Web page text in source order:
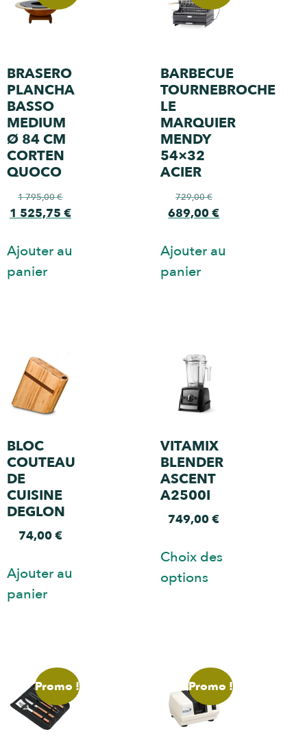
BRASERO
PLANCHA
BASSO
MEDIUM
Ø 84 CM
CORTEN
QUOCO
1 795,00€
1 525,75 €
Ajouter au
panier
BARBECUE
TOURNEBROCHE
LE
MARQUIER
MENDY
54×32
ACIER
729,00€
689,00€
Ajouter au
panier
BLOC
COUTEAU
DE
CUISINE
DEGLON
74,00€
Ajouter au
panier
VITAMIX
BLENDER
ASCENT
A2500I
749,00€
Choix des
options
Promo ! Promo !